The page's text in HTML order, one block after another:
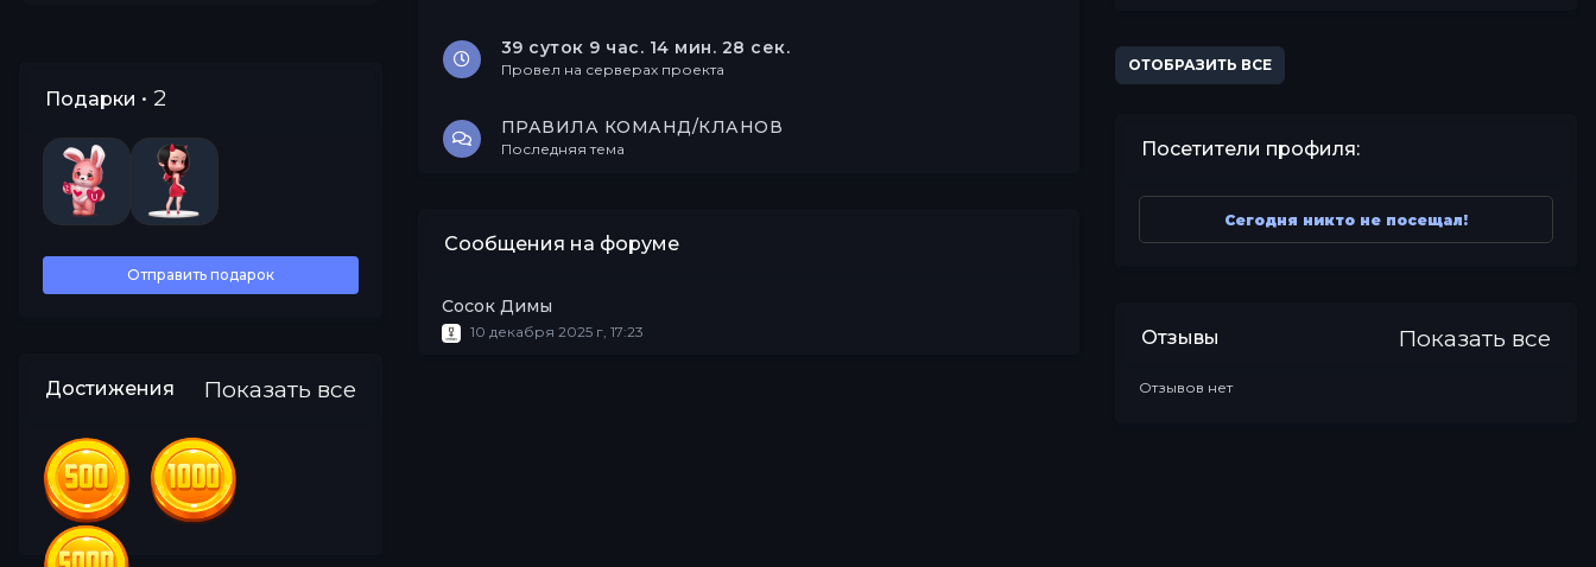
Подарки • 2
Все
Отправить подарок
Достижения Показать все
39 суток 9 час. 14 мин. 28 сек.
Провел на серверах проекта
ПРАВИЛА КОМАНД/КЛАНОВ
Последняя тема
Сообщения на форуме
Сосок Димы
10 декабря 2025 г, 17:23
ОТОБРАЗИТЬ ВСЕ
Посетители профиля:
Сегодня никто не посещал!
Отзывы Показать все
Отзывов нет